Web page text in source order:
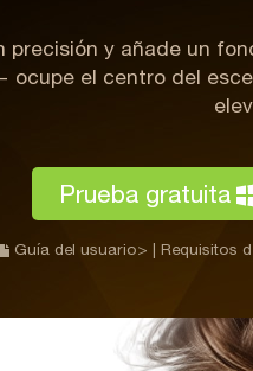
precisión y añade un
el centro del
Prueba gratuita
Guía del usuario> | Requisitos